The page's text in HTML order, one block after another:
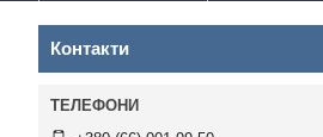
Контакти